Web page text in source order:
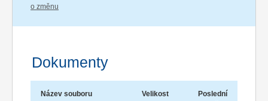
o změnu
Dokumenty
Název souboru Velikost
Poslední